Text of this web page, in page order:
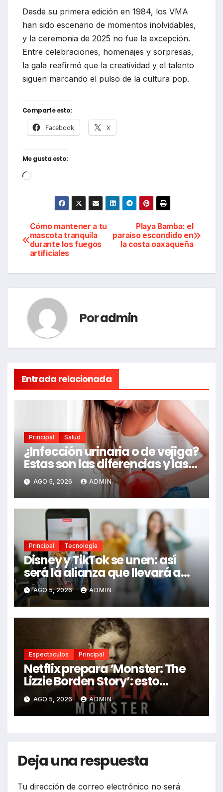
Desde su primera edición en 1984, los VMA
han sido escenario de momentos inolvidables,
y la ceremonia de 2025 no fue la excepción.
Entre celebraciones, homenajes y sorpresas,
la gala reafirmó que la creatividad y el talento
siguen marcando el pulso de la cultura pop.
Comparte esto:
Facebook X
Me gusta esto:
Cargando...
Navegación
de
entradas
Playa Bamba: el
paraíso escondido en
la costa oaxaqueña
Cómo mantener a tu
mascota tranquila
durante los fuegos
artificiales
Poradmin
Entrada relacionada
Principal Salud
¿Infección urinaria o de vejiga?
Estas son las diferencias y las
señales de alerta que no debes
ignorar
AGO 5, 2026 ADMIN
Principal Tecnología
Disney y TikTok se unen: así
será la alianza que llevará a
Mickey, Marvel y Star Wars a
los videos virales
AGO 5, 2026 ADMIN
Espectaculos Principal
Netflix prepara ‘Monster: The
Lizzie Borden Story’: esto
sabemos
AGO 5, 2026 ADMIN
Deja una respuesta
Tu dirección de correo electrónico no será